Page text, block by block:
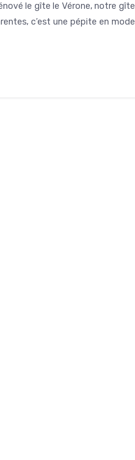
le gîte le Vérone, notre gîte
c’est une pépite en mode